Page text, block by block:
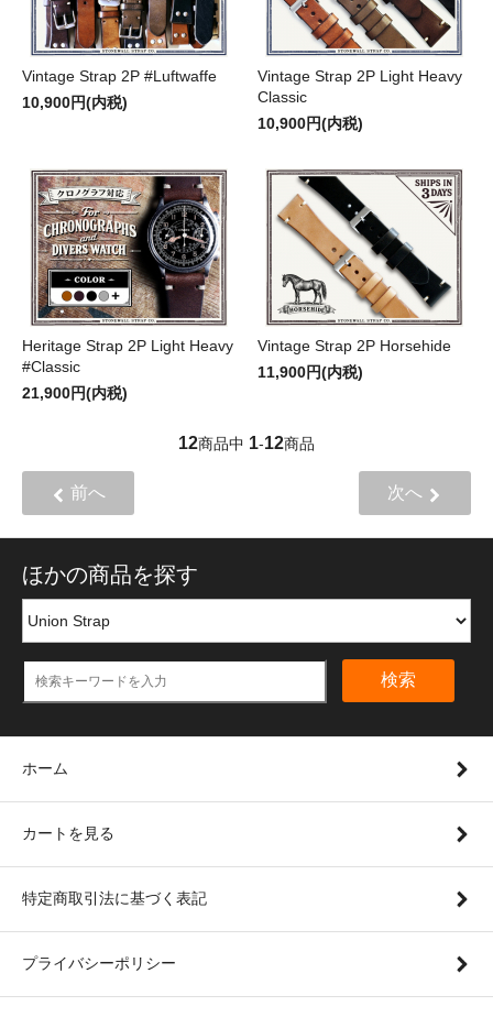
Vintage Strap 2P #Luftwaffe
10,900円(内税)
Vintage Strap 2P Light Heavy
Classic
10,900円(内税)
Heritage Strap 2P Light Heavy
#Classic
21,900円(内税)
Vintage Strap 2P Horsehide
11,900円(内税)
12商品中 1-12商品
前へ 次へ
ほかの商品を探す
検索
ホーム
カートを見る
特定商取引法に基づく表記
プライバシーポリシー